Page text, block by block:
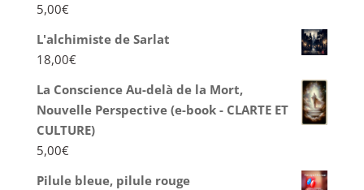
5,00€
L'alchimiste de Sarlat
18,00€
La Conscience Au-delà de la Mort,
Nouvelle Perspective (e-book - CLARTE ET
CULTURE)
5,00€
Pilule bleue, pilule rouge